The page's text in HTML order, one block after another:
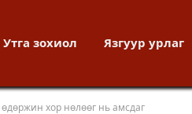
Утга зохиол Язгуур урлаг
хор нөлөөг нь амсдаг